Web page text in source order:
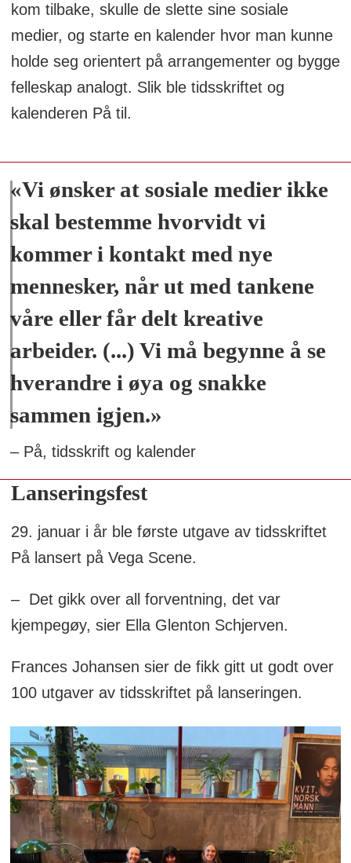
kom tilbake, skulle de slette sine sosiale
medier, og starte en kalender hvor man kunne
holde seg orientert på arrangementer og bygge
felleskap analogt. Slik ble tidsskriftet og
kalenderen På til.
«Vi ønsker at sosiale medier ikke
skal bestemme hvorvidt vi
kommer i kontakt med nye
mennesker, når ut med tankene
våre eller får delt kreative
arbeider. (...) Vi må begynne å se
hverandre i øya og snakke
sammen igjen.»
– På, tidsskrift og kalender
Lanseringsfest
29. januar i år ble første utgave av tidsskriftet
På lansert på Vega Scene.
– Det gikk over all forventning, det var
kjempegøy, sier Ella Glenton Schjerven.
Frances Johansen sier de fikk gitt ut godt over
100 utgaver av tidsskriftet på lanseringen.